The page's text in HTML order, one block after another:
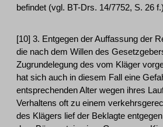
befindet (vgl. BT-Drs. 14/7752, S. 26
[10] 3. Entgegen der Auffassung der
die nach dem Willen des
Zugrundelegung des vom Kläger
hat sich auch in diesem Fall eine
entsprechenden Alter wegen ihres
Verhaltens oft zu einem
des Klägers lief der Beklagte